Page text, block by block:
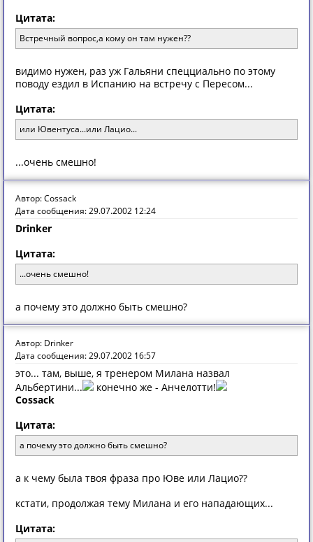
Цитата:
Встречный вoпрoс,a кoму oн тaм нужен??
видимо нужен, раз уж Гальяни спецциально по этому
поводу ездил в Испанию на встречу с Пересом...
Цитата:
или Ювентуса...или Лацио...
...очень смешно!
Автор: Cossack
Дата сообщения: 29.07.2002 12:24
Drinker
Цитата:
...очень смешно!
а почему это должно быть смешно?
Автор: Drinker
Дата сообщения: 29.07.2002 16:57
это... там, выше, я тренером Милана назвал
Альбертини...
конечно же - Анчелотти!
Cossack
Цитата:
а почему это должно быть смешно?
а к чему была твоя фраза про Юве или Лацио??
кстати, продолжая тему Милана и его нападающих...
Цитата: